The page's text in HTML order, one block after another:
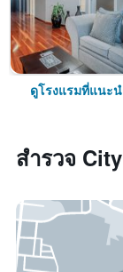
ดูโรงแรมที่แนะ
สำรวจ